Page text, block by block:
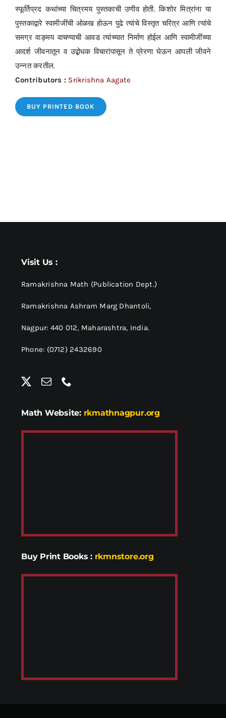
स्फूर्तिप्रद कथांच्या चित्रमय पुस्तकाची उणीव होती. किशोर मित्रांना या
पुस्तकाद्वारे स्वामीजींची ओळख होऊन पुढे त्यांचे विस्तृत चरित्र आणि त्यांचे
समग्र वाङ्मय वाचण्याची आवड त्यांच्यात निर्माण होईल आणि स्वामीजींच्या
आदर्श जीवनातून व उद्बोधक विचारांपासून ते प्रेरणा घेऊन आपली जीवने
उन्नत करतील.
Contributors : Srikrishna Aagate
BUY PRINTED BOOK
Visit Us :
Ramakrishna Math (Publication Dept.)
Ramakrishna Ashram Marg Dhantoli,
Nagpur: 440 012, Maharashtra, India.
Phone: (0712) 2432690
Math Website: rkmathnagpur.org
Buy Print Books : rkmnstore.org